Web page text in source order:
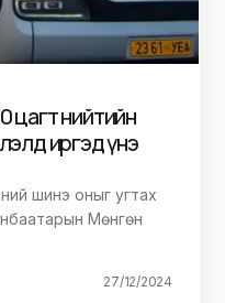
цагт нийтийн
иргэд үнэ
шинэ оныг угтах
Мөнгөн
27/12/2024